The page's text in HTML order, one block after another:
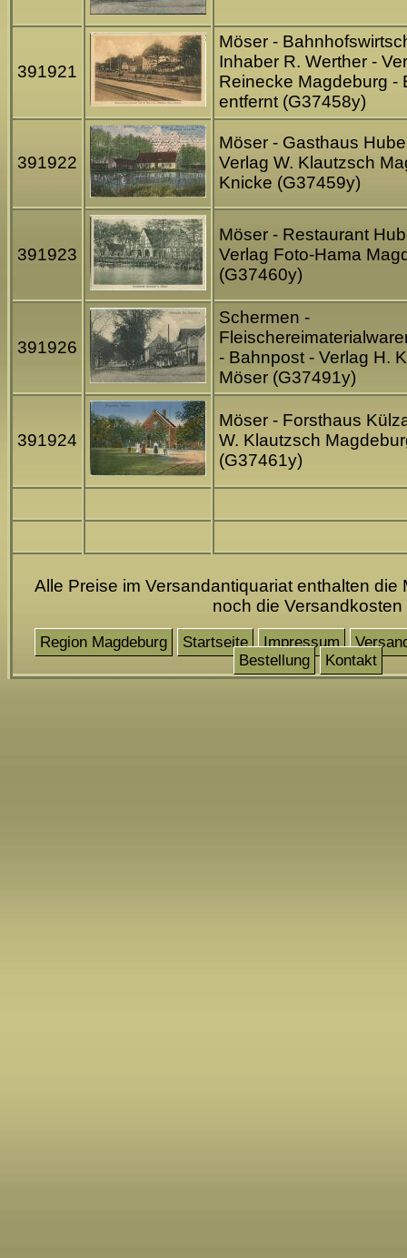
391921
Möser -
Inhaber R. Werther -
Reinecke Magdeburg -
entfernt (G37458y)
391922
Möser - Gasthaus
Verlag W. Klautzsch
Knicke (G37459y)
391923
Möser - Restaurant
Verlag Foto-Hama
(G37460y)
391926
Schermen -
- Bahnpost - Verlag H.
Möser (G37491y)
391924
Möser - Forsthaus
W. Klautzsch
(G37461y)
Alle Preise im Versandantiquariat enthalten die
noch die Versandkosten
Region Magdeburg Startseite Impressum
Bestellung
Kontakt